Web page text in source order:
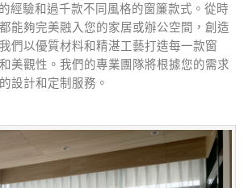
驗和過千款不同風格的窗簾款式。從時
能夠完美融入您的家居或辦公空間，創造
們以優質材料和精湛工藝打造每一款窗
美觀性。我們的專業團隊將根據您的需求
設計和定制服務。